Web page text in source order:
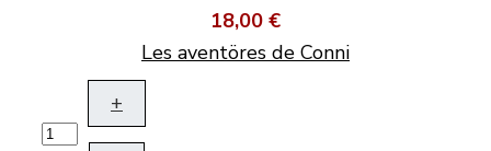
18,00 €
Les aventöres de Conni
+